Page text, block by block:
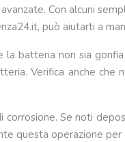
Con alcuni
può aiutarti a
batteria non sia
Verifica anche
Se noti
questa operazione